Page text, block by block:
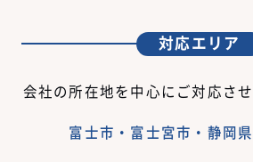
対応エリア
会社の所在地を中心にご対応さ
富士市・富士宮市・静岡